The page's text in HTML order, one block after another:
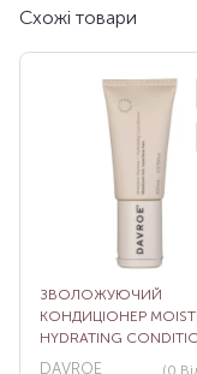
Схожі товари
ЗВОЛОЖУЮЧИЙ
КОНДИЦІОНЕР
HYDRATING
100 МЛ
DAVROE (0